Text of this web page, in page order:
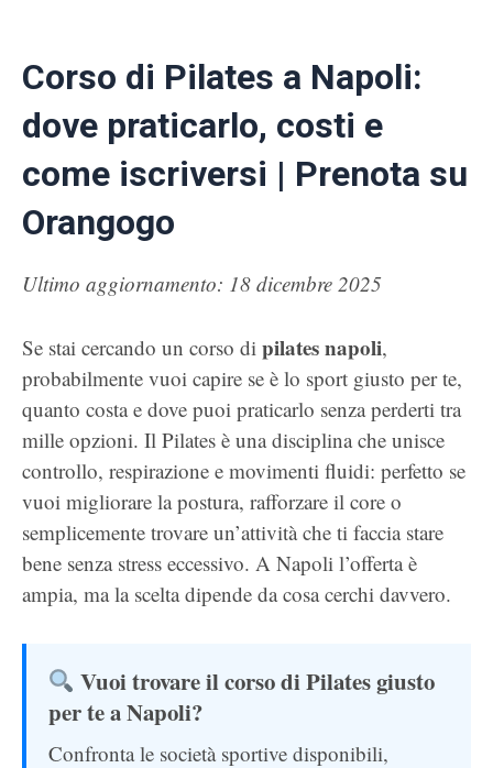
Corso di Pilates a Napoli:
dove praticarlo, costi e
come iscriversi | Prenota su
Orangogo
Ultimo aggiornamento: 18 dicembre 2025
Se stai cercando un corso di pilates napoli,
probabilmente vuoi capire se è lo sport giusto per te,
quanto costa e dove puoi praticarlo senza perderti tra
mille opzioni. Il Pilates è una disciplina che unisce
controllo, respirazione e movimenti fluidi: perfetto se
vuoi migliorare la postura, rafforzare il core o
semplicemente trovare un’attività che ti faccia stare
bene senza stress eccessivo. A Napoli l’offerta è
ampia, ma la scelta dipende da cosa cerchi davvero.
Vuoi trovare il corso di Pilates giusto
per te a Napoli?
Confronta le società sportive disponibili,